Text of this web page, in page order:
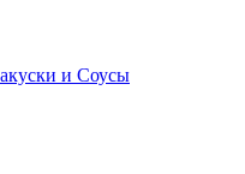
и Соусы